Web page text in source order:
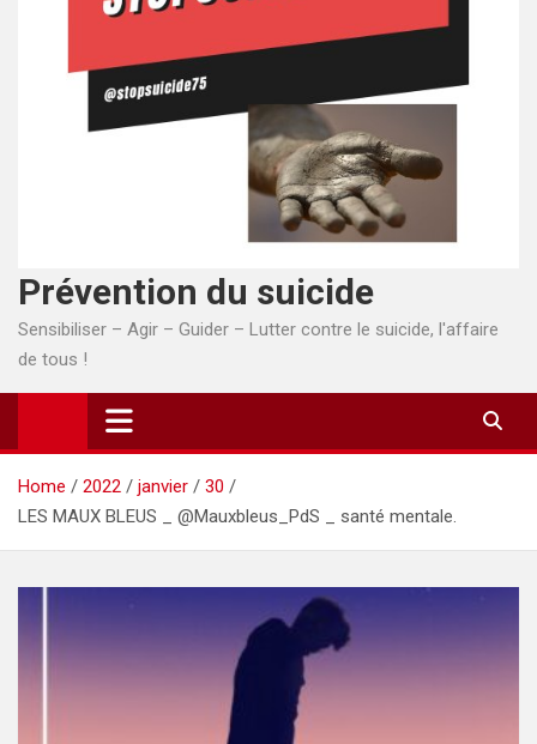
Prévention du suicide
Sensibiliser – Agir – Guider – Lutter contre le suicide, l'affaire
de tous !
Home 2022 janvier
30
LES MAUX BLEUS _ @Mauxbleus_PdS _ santé mentale.